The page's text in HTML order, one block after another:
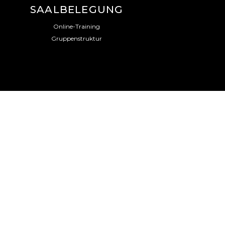
SAALBELEGUNG
Online-Training
Gruppenstruktur